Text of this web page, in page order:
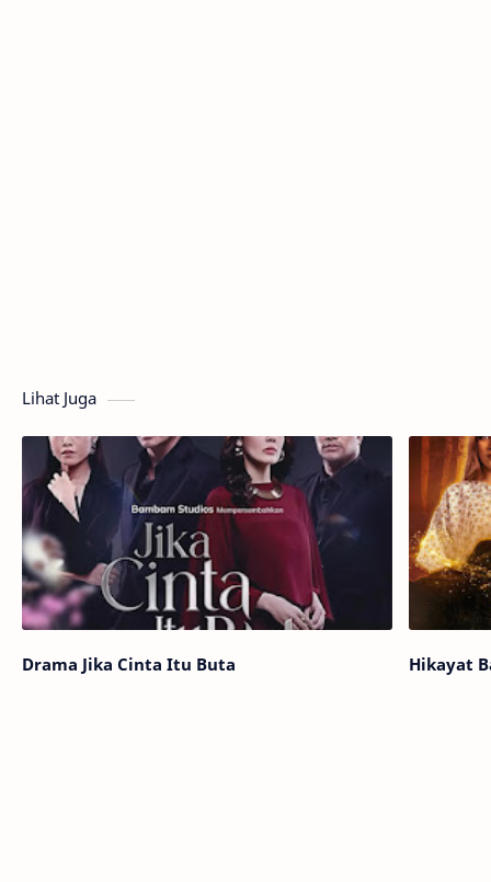
Lihat Juga
Drama Jika Cinta Itu Buta Hikayat